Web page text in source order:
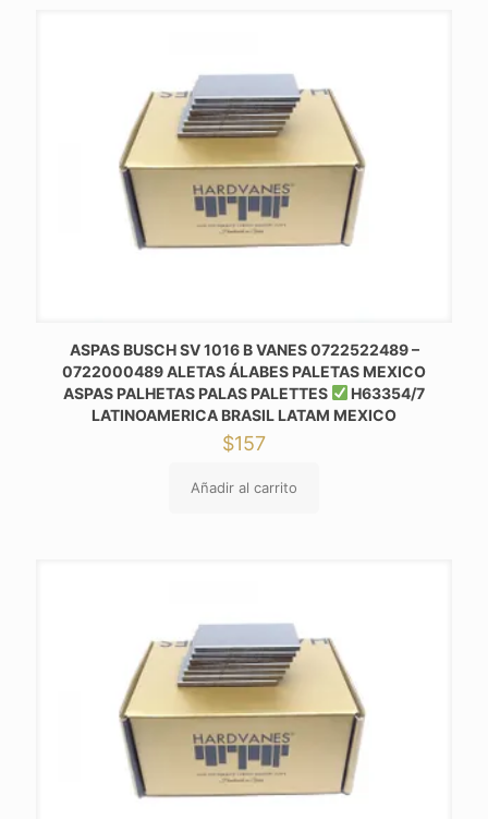
ASPAS BUSCH SV 1016 B VANES 0722522489 –
0722000489 ALETAS ÁLABES PALETAS MEXICO
ASPAS PALHETAS PALAS PALETTES
H63354/7
LATINOAMERICA BRASIL LATAM MEXICO
$157
Añadir al carrito